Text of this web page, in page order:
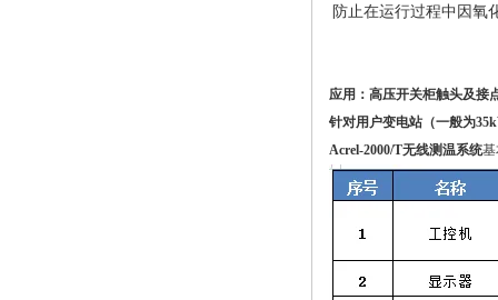
防止在运行过程中因氧
应用：高压开关柜触头及接
针对用户变电站（一般为
Acrel-2000/T无线测温系统